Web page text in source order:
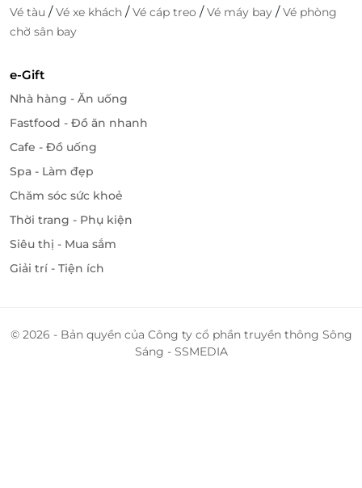
Vé tàu /Vé xe khách /Vé cáp treo /Vé máy bay /Vé phòng
chờ sân bay
e-Gift
Nhà hàng - Ăn uống
Fastfood - Đồ ăn nhanh
Cafe - Đồ uống
Spa - Làm đẹp
Chăm sóc sức khoẻ
Thời trang - Phụ kiện
Siêu thị - Mua sắm
Giải trí - Tiện ích
© 2026 - Bản quyền của Công ty cổ phần truyền thông Sông
Sáng - SSMEDIA